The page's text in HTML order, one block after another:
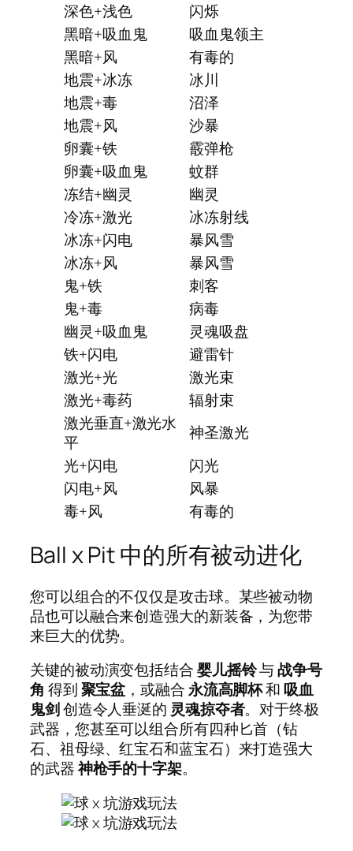
深色+浅色
闪烁
黑暗+吸血鬼
吸血鬼领主
黑暗+风
有毒的
地震+冰冻
冰川
地震+毒
沼泽
地震+风
沙暴
卵囊+铁
霰弹枪
卵囊+吸血鬼
蚊群
冻结+幽灵
幽灵
冷冻+激光
冰冻射线
冰冻+闪电
暴风雪
冰冻+风
暴风雪
鬼+铁
刺客
鬼+毒
病毒
幽灵+吸血鬼
灵魂吸盘
铁+闪电
避雷针
激光+光
激光束
激光+毒药
辐射束
激光垂直+激光水
平
神圣激光
光+闪电
闪光
闪电+风
风暴
毒+风
有毒的
Ball x Pit 中的所有被动进化
您可以组合的不仅仅是攻击球。某些被动物
品也可以融合来创造强大的新装备，为您带
来巨大的优势。
关键的被动演变包括结合婴儿摇铃与战争号
角 得到聚宝盆 ，或融合永流高脚杯和吸血
鬼剑创造令人垂涎的 灵魂掠夺者。对于终极
武器，您甚至可以组合所有四种匕首（钻
石、祖母绿、红宝石和蓝宝石）来打造强大
的武器神枪手的十字架。